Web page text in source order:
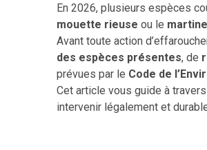
En 2026, plusieurs espèces
mouette rieuse ou le
Avant toute action
des espèces présentes, de
prévues par le Code de
Cet article vous guide à
intervenir légalement et